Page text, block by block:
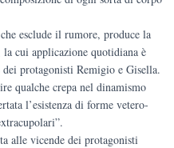
esclude il rumore, produce la
cui applicazione quotidiana è
protagonisti Remigio e Gisella.
qualche crepa nel dinamismo
l’esistenza di forme vetero-
alle vicende dei protagonisti